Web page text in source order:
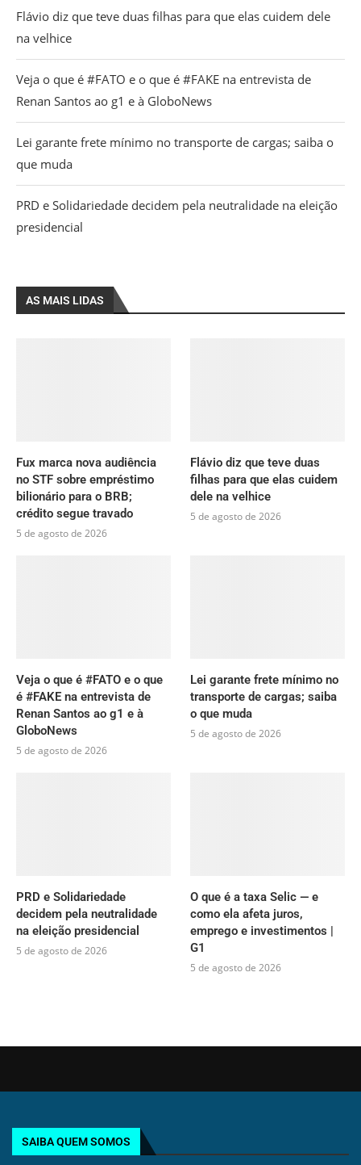
Flávio diz que teve duas filhas para que elas cuidem dele
na velhice
Veja o que é #FATO e o que é #FAKE na entrevista de
Renan Santos ao g1 e à GloboNews
Lei garante frete mínimo no transporte de cargas; saiba o
que muda
PRD e Solidariedade decidem pela neutralidade na eleição
presidencial
AS MAIS LIDAS
Fux marca nova audiência
no STF sobre empréstimo
bilionário para o BRB;
crédito segue travado
5 de agosto de 2026
Flávio diz que teve duas
filhas para que elas cuidem
dele na velhice
5 de agosto de 2026
Veja o que é #FATO e o que
é #FAKE na entrevista de
Renan Santos ao g1 e à
GloboNews
5 de agosto de 2026
Lei garante frete mínimo no
transporte de cargas; saiba
o que muda
5 de agosto de 2026
PRD e Solidariedade
decidem pela neutralidade
na eleição presidencial
5 de agosto de 2026
O que é a taxa Selic — e
como ela afeta juros,
emprego e investimentos |
G1
5 de agosto de 2026
SAIBA QUEM SOMOS